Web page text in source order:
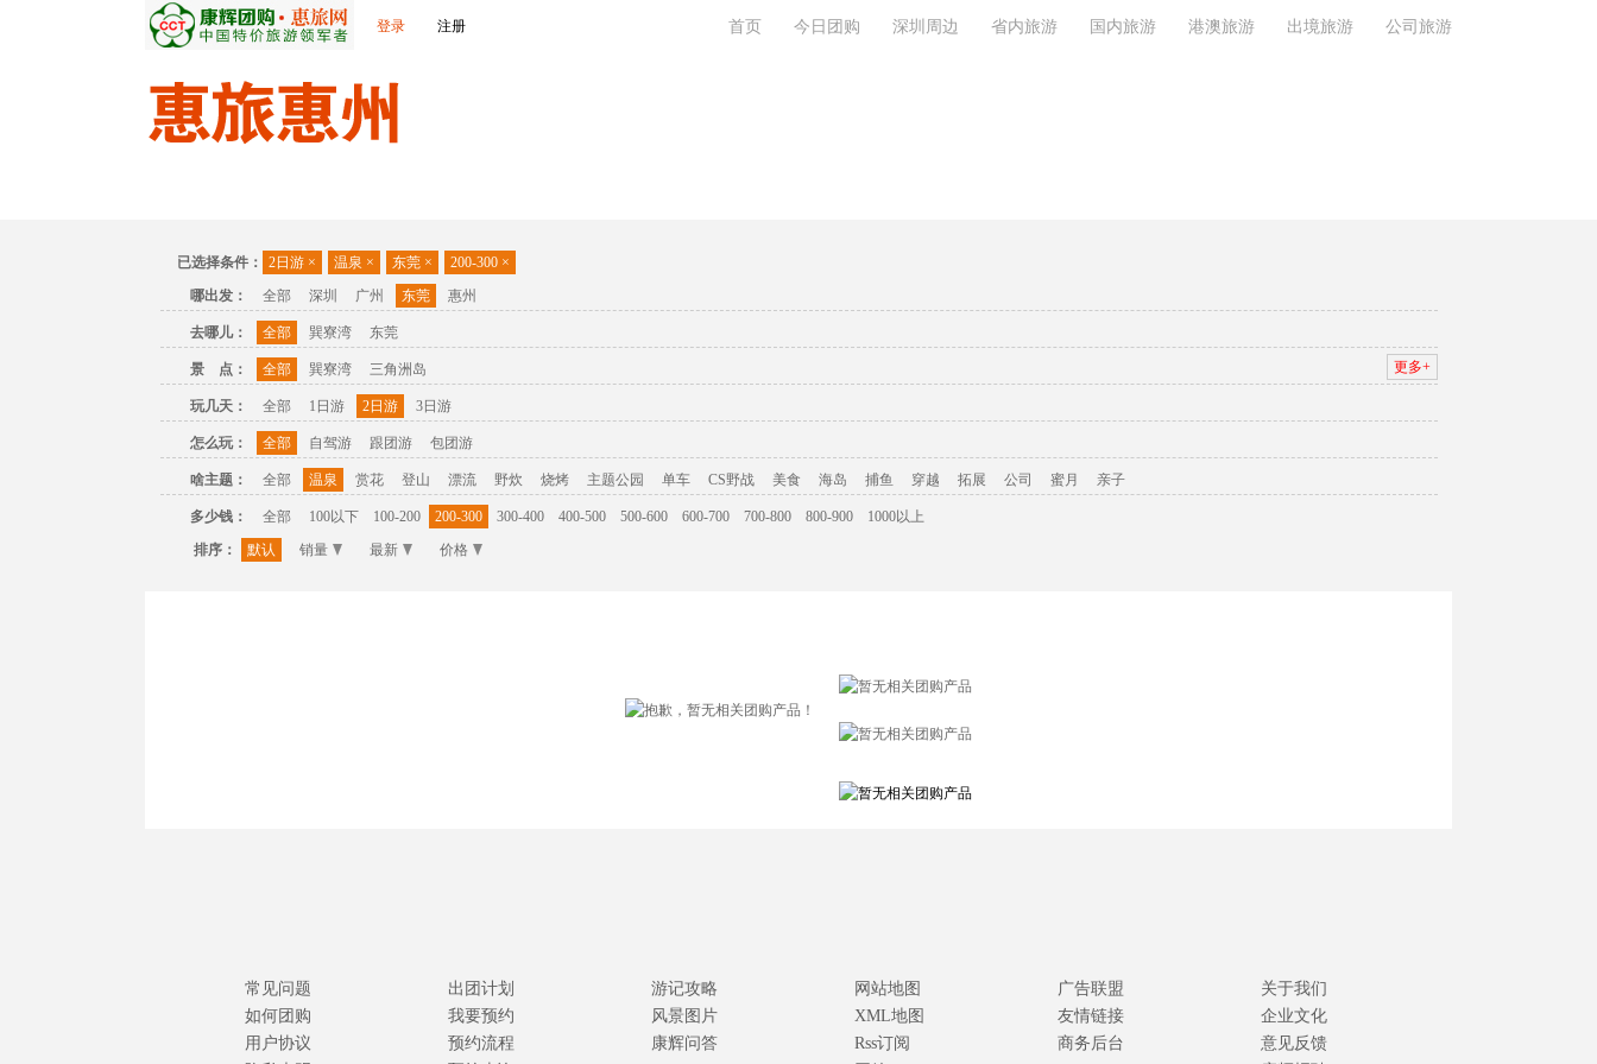
登录 注册 首页 今日团购 深圳周边 省内旅游 国内旅游 港澳旅游 出境旅游 公司旅游
已选择条件： 2日游 × 温泉 × 东莞 × 200-300 ×
哪出发：
全部 深圳 广州 东莞 惠州
去哪儿： 全部 巽寮湾 东莞
景 点： 全部 巽寮湾 三角洲岛 更多+
玩几天： 全部 1日游 2日游 3日游
怎么玩： 全部 自驾游 跟团游 包团游
啥主题： 全部 温泉 赏花 登山 漂流 野炊 烧烤 主题公园 单车 CS野战 美食 海岛 捕鱼 穿越 拓展 公司 蜜月 亲子
多少钱： 全部 100以下 100-200 200-300 300-400 400-500 500-600 600-700 700-800 800-900
1000以上
排序：
默认 销量 最新 价格
常见问题
如何团购
用户协议
出团计划
我要预约
预约流程
游记攻略
风景图片
康辉问答
网站地图
XML地图
Rss订阅
广告联盟
友情链接
商务后台
关于我们
企业文化
意见反馈